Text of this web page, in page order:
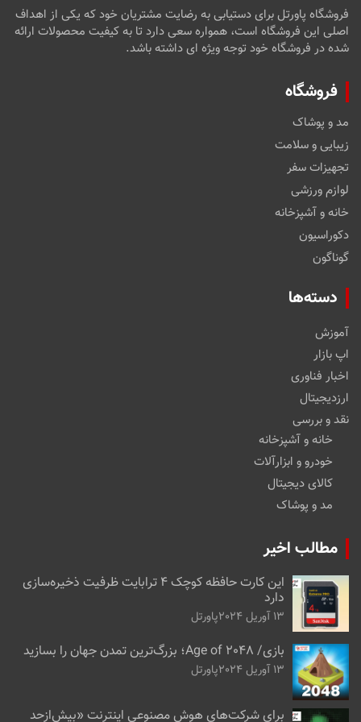
فروشگاه پاورتل برای دستیابی به رضایت مشتریان خود که یکی از اهداف
اصلی این فروشگاه است، همواره سعی دارد تا به کیفیت محصولات ارائه
شده در فروشگاه خود توجه ویژه ای داشته باشد.
فروشگاه
مد و پوشاک
زیبایی و سلامت
تجهیزات سفر
لوازم ورزشی
خانه و آشپزخانه
دکوراسیون
گوناگون
دسته‌ها
آموزش
اپ بازار
اخبار فناوری
ارزدیجیتال
نقد و بررسی
خانه و آشپزخانه
خودرو و ابزارآلات
کالای دیجیتال
مد و پوشاک
مطالب اخیر
این کارت حافظه کوچک ۴ ترابایت ظرفیت ذخیره‌سازی
دارد
13 آوریل 2024 پاورتل
بازی/ Age of 2048؛ بزرگ‌ترین تمدن جهان را بسازید
13 آوریل 2024 پاورتل
برای شرکت‌های هوش مصنوعی اینترنت «بیش‌از‌حد